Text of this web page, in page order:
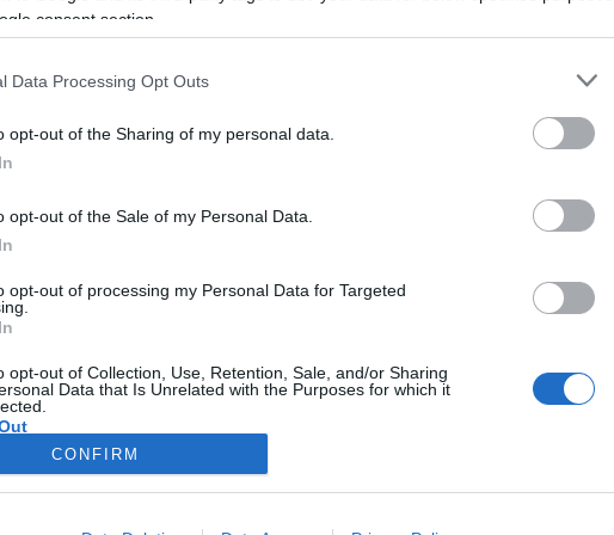
consent section.
Data Processing Opt Outs
opt-out of the Sharing of my personal data.
opt-out of the Sale of my Personal Data.
opt-out of processing my Personal Data for Targeted
opt-out of Collection, Use, Retention, Sale, and/or Sharing
Data that Is Unrelated with the Purposes for which it
CONFIRM
Egyesület néven
műveket,
magyar cigánymuzsikát,
elmút évtizedek során több
adott Magyarország
kultúrházaitól a
híres koncertterméig.